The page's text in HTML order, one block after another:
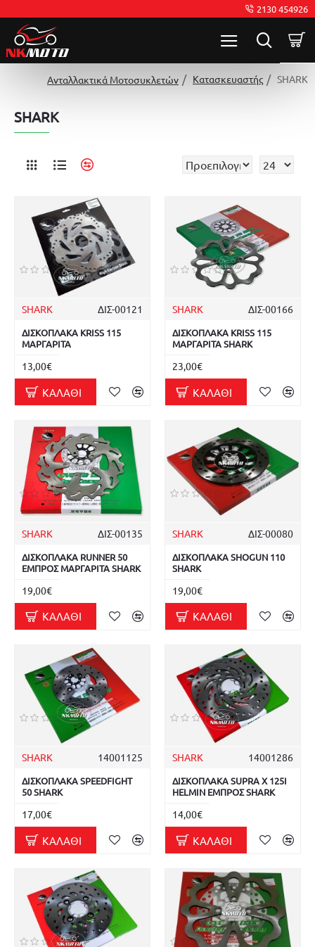
2130 454926
Ανταλλακτικά Μοτοσυκλετών Κατασκευαστής SHARK
SHARK
SHARK ΔΙΣ-00121
ΔΙΣΚΟΠΛΑΚΑ KRISS 115
ΜΑΡΓΑΡΙΤΑ
13,00€
ΚΑΛΆΘΙ
SHARK ΔΙΣ-00166
ΔΙΣΚΟΠΛΑΚΑ KRISS 115
ΜΑΡΓΑΡΙΤΑ SHARK
23,00€
ΚΑΛΆΘΙ
SHARK ΔΙΣ-00135
ΔΙΣΚΟΠΛΑΚΑ RUNNER 50
ΕΜΠΡΟΣ ΜΑΡΓΑΡΙΤΑ SHARK
19,00€
ΚΑΛΆΘΙ
SHARK ΔΙΣ-00080
ΔΙΣΚΟΠΛΑΚΑ SHOGUN 110
SHARK
19,00€
ΚΑΛΆΘΙ
SHARK 14001125
ΔΙΣΚΟΠΛΑΚΑ SPEEDFIGHT
50 SHARK
17,00€
ΚΑΛΆΘΙ
SHARK 14001286
ΔΙΣΚΟΠΛΑΚΑ SUPRA X 125I
HELMIN ΕΜΠΡΟΣ SHARK
14,00€
ΚΑΛΆΘΙ